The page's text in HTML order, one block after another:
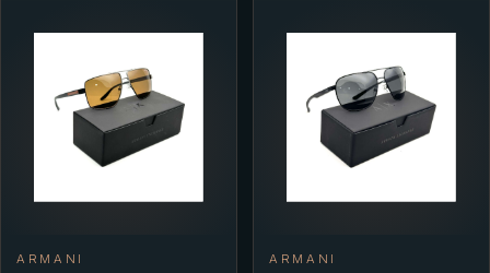
ARMANI ARMANI